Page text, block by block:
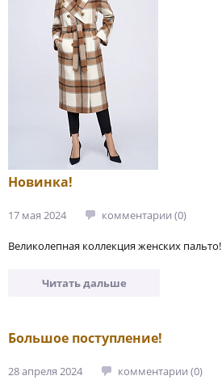
Новинка!
17 мая 2024 комментарии (0)
Великолепная коллекция женских пальто!
Читать дальше
Большое поступление!
28 апреля 2024 комментарии (0)